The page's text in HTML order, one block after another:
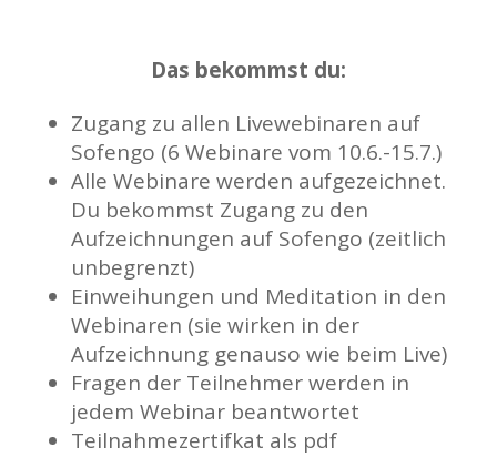
Das bekommst du:
Zugang zu allen Livewebinaren auf
Sofengo (6 Webinare vom 10.6.-15.7.)
Alle Webinare werden aufgezeichnet.
Du bekommst Zugang zu den
Aufzeichnungen auf Sofengo (zeitlich
unbegrenzt)
Einweihungen und Meditation in den
Webinaren (sie wirken in der
Aufzeichnung genauso wie beim Live)
Fragen der Teilnehmer werden in
jedem Webinar beantwortet
Teilnahmezertifkat als pdf